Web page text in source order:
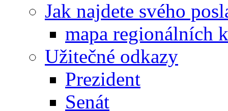
Jak najdete svého
mapa regionálních
Užitečné odkazy
Prezident
Senát